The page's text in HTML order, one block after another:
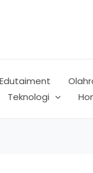
Edutaiment
Teknologi